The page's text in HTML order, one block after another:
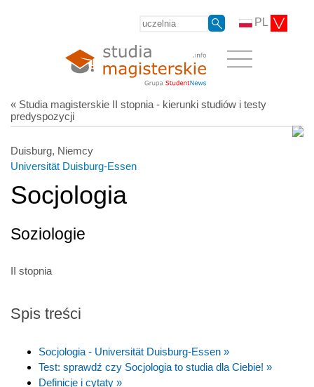
PL
« Studia magisterskie II stopnia - kierunki studiów i testy
predyspozycji
Duisburg, Niemcy
Universität Duisburg-Essen
Socjologia
Soziologie
II stopnia
Spis treści
Socjologia - Universität Duisburg-Essen »
Test: sprawdź czy Socjologia to studia dla Ciebie! »
Definicje i cytaty »